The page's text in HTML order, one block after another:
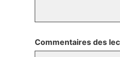
Commentaires des